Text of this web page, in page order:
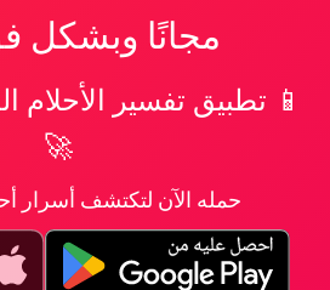
مجانًا وبشكل
🚀
حمله الآن لتكتشف أسرار